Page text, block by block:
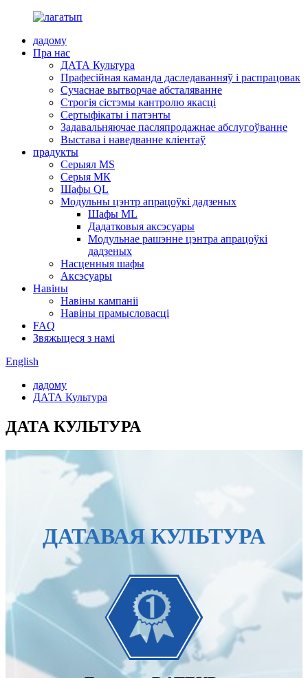
дадому
Пра нас
ДАТА Культура
Прафесійная каманда даследаванняў і распрацовак
Сучаснае вытворчае абсталяванне
Строгія сістэмы кантролю якасці
Сертыфікаты і патэнты
Задавальняючае пасляпродажнае абслугоўванне
Выстава і наведванне кліентаў
прадукты
Серыял MS
Серыя МК
Шафы QL
Модульны цэнтр апрацоўкі дадзеных
Шафы ML
Дадатковыя аксэсуары
Модульнае рашэнне цэнтра апрацоўкі
дадзеных
Насценныя шафы
Аксэсуары
Навіны
Навіны кампаніі
Навіны прамысловасці
FAQ
Звяжыцеся з намі
English
дадому
ДАТА Культура
ДАТА КУЛЬТУРА
ДАТАВАЯ КУЛЬТУРА